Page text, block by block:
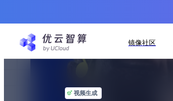
镜像社区
视频生成